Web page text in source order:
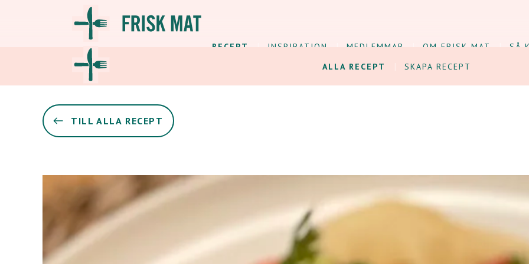
RECEPT INSPIRATION MEDLEMMAR OM FRISK MAT SÅ
ALLA RECEPT SKAPA RECEPT
TILL ALLA RECEPT